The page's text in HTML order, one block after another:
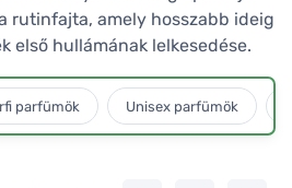
rutinfajta, amely hosszabb ideig
első hullámának lelkesedése.
parfümök Unisex parfümök